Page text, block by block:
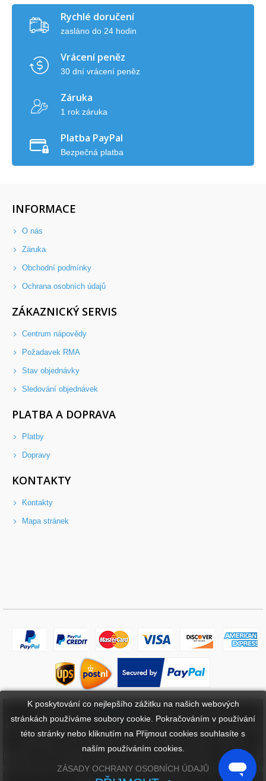
Rychlé doručení
zasláno do 24 hodin
Vrácení peněz
30 dní vrácení peněz
Záruka
1 rok záruka
Platba PayPal
Bezpečná platba
INFORMACE
O nás
Záruka
Obchodní podmínky
Ochrana osobních údajů
ZÁKAZNICKÝ SERVIS
Centrum nápovědy
Požadavek RMA
Stav objednávky
Sledování objednávek
PLATBA A DOPRAVA
Platby
Dopravy
KONTAKTY
Kontakty
Mapa stránek
Určené ochranné známky a značky jsou majetkem příslušných vlastníků.
BaterieBuy.cz není přidružena k žádným OEM značkám. Všechny
produkty na této webové stránce jsou generické, aftermarket, náhradní díly.
Uvedené názvy značek a označení modelů mají pouze ukázat kompatibilitu
K poskytování co nejlepšího zážitku na našich webových
stránkách používáme soubory cookie. Pokračováním v používání
této stránky nebo kliknutím na Přijmout cookies souhlasíte s
naším používáním cookies.
ZÁSADY OCHRANY OSOBNÍCH ÚDAJŮ